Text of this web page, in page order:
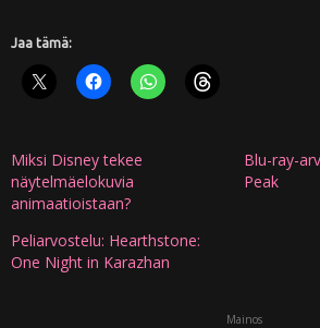
Jaa tämä:
Miksi Disney tekee
näytelmäelokuvia
animaatioistaan?
Blu-ray-
Peak
Peliarvostelu: Hearthstone:
One Night in Karazhan
Mainos